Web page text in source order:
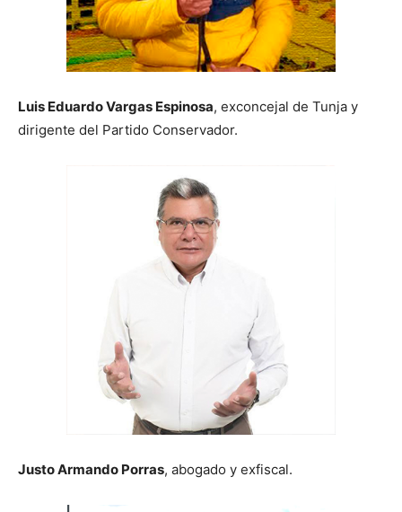
Luis Eduardo Vargas Espinosa, exconcejal de Tunja y
dirigente del Partido Conservador.
Justo Armando Porras, abogado y exfiscal.